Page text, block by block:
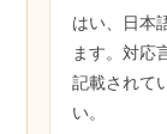
はい、日本
ます。対応
記載されて
い。